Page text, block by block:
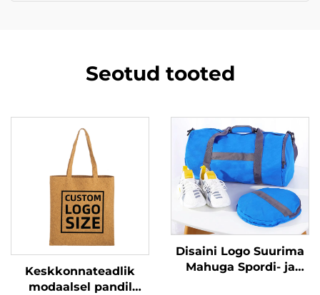
Seotud tooted
Keskkonnateadlik
modaalsel pandil
Disaini Logo Suurima
Mahuga Spordi- ja